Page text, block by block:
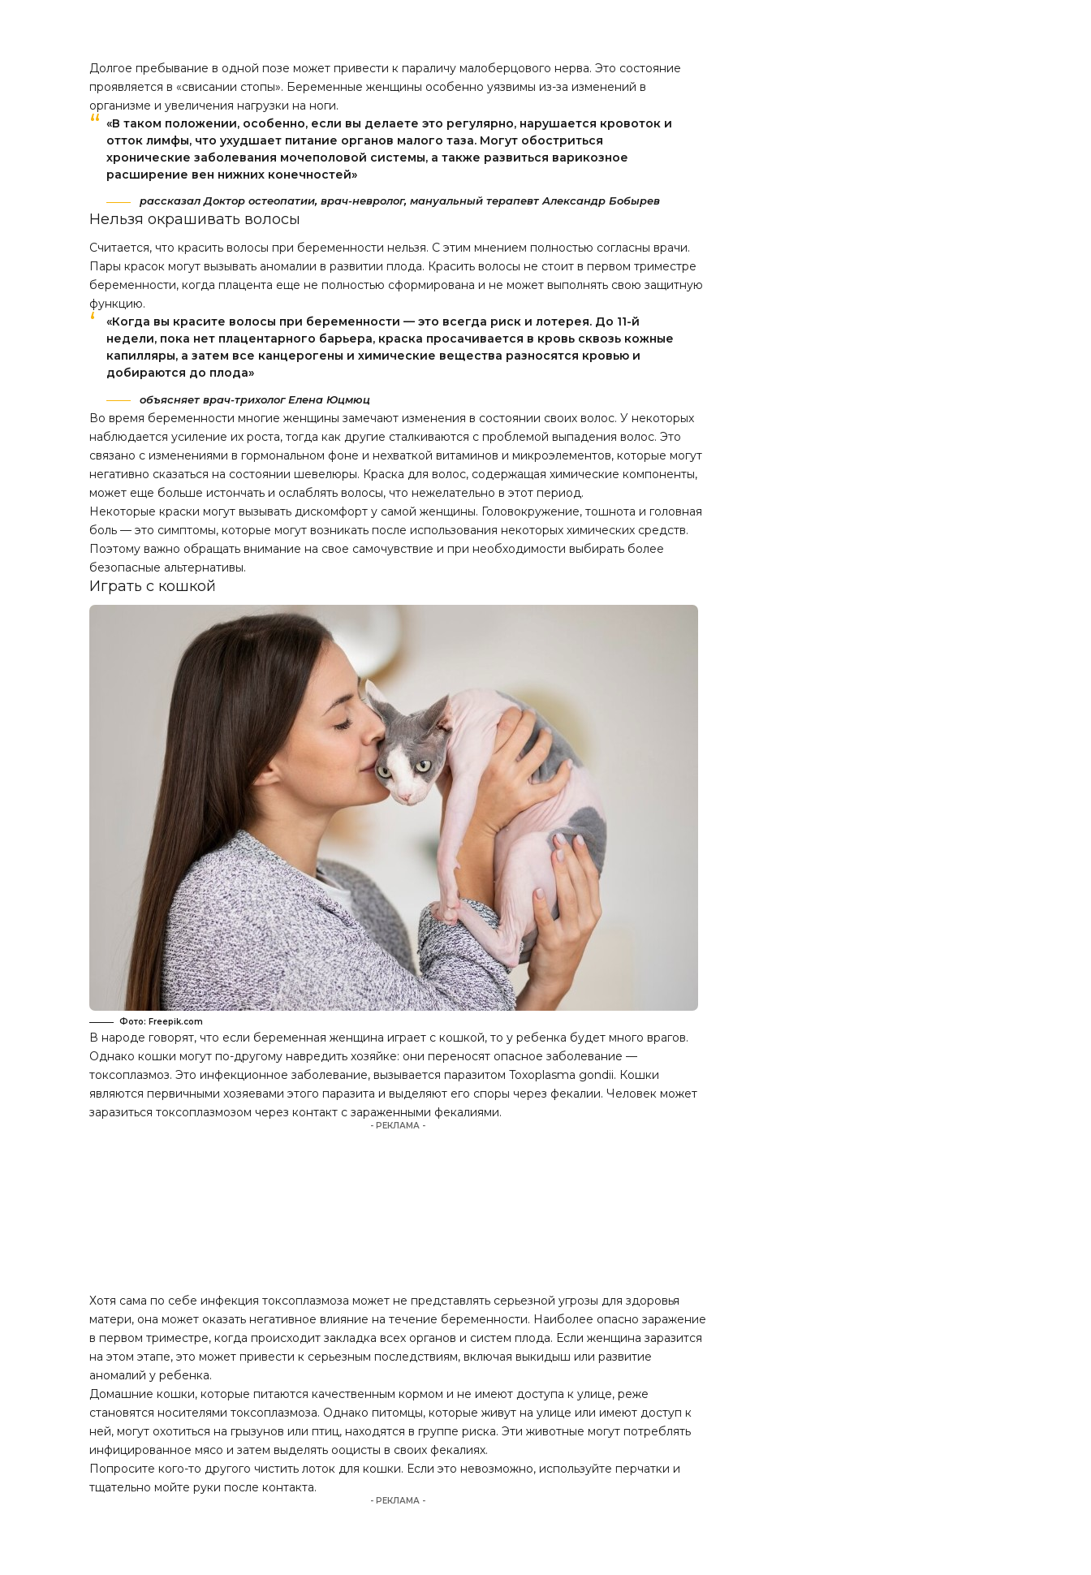
Долгое пребывание в одной позе может привести к параличу малоберцового нерва. Это состояние
проявляется в «свисании стопы». Беременные женщины особенно уязвимы из-за изменений в
организме и увеличения нагрузки на ноги.
«В таком положении, особенно, если вы делаете это регулярно, нарушается кровоток и
отток лимфы, что ухудшает питание органов малого таза. Могут обостриться
хронические заболевания мочеполовой системы, а также развиться варикозное
расширение вен нижних конечностей»
рассказал Доктор остеопатии, врач-невролог, мануальный терапевт Александр Бобырев
Нельзя окрашивать волосы
Считается, что красить волосы при беременности нельзя. С этим мнением полностью согласны врачи.
Пары красок могут вызывать аномалии в развитии плода. Красить волосы не стоит в первом триместре
беременности, когда плацента еще не полностью сформирована и не может выполнять свою защитную
функцию.
«Когда вы красите волосы при беременности — это всегда риск и лотерея. До 11-й
недели, пока нет плацентарного барьера, краска просачивается в кровь сквозь кожные
капилляры, а затем все канцерогены и химические вещества разносятся кровью и
добираются до плода»
объясняет врач-трихолог Елена Юцмюц
Во время беременности многие женщины замечают изменения в состоянии своих волос. У некоторых
наблюдается усиление их роста, тогда как другие сталкиваются с проблемой выпадения волос. Это
связано с изменениями в гормональном фоне и нехваткой витаминов и микроэлементов, которые могут
негативно сказаться на состоянии шевелюры. Краска для волос, содержащая химические компоненты,
может еще больше истончать и ослаблять волосы, что нежелательно в этот период.
Некоторые краски могут вызывать дискомфорт у самой женщины. Головокружение, тошнота и головная
боль — это симптомы, которые могут возникать после использования некоторых химических средств.
Поэтому важно обращать внимание на свое самочувствие и при необходимости выбирать более
безопасные альтернативы.
Играть с кошкой
Фото: Freepik.com
В народе говорят, что если беременная женщина играет с кошкой, то у ребенка будет много врагов.
Однако кошки могут по-другому навредить хозяйке: они переносят опасное заболевание —
токсоплазмоз. Это инфекционное заболевание, вызывается паразитом Toxoplasma gondii. Кошки
являются первичными хозяевами этого паразита и выделяют его споры через фекалии. Человек может
заразиться токсоплазмозом через контакт с зараженными фекалиями.
- РЕКЛАМА -
Хотя сама по себе инфекция токсоплазмоза может не представлять серьезной угрозы для здоровья
матери, она может оказать негативное влияние на течение беременности. Наиболее опасно заражение
в первом триместре, когда происходит закладка всех органов и систем плода. Если женщина заразится
на этом этапе, это может привести к серьезным последствиям, включая выкидыш или развитие
аномалий у ребенка.
Домашние кошки, которые питаются качественным кормом и не имеют доступа к улице, реже
становятся носителями токсоплазмоза. Однако питомцы, которые живут на улице или имеют доступ к
ней, могут охотиться на грызунов или птиц, находятся в группе риска. Эти животные могут потреблять
инфицированное мясо и затем выделять ооцисты в своих фекалиях.
Попросите кого-то другого чистить лоток для кошки. Если это невозможно, используйте перчатки и
тщательно мойте руки после контакта.
- РЕКЛАМА -